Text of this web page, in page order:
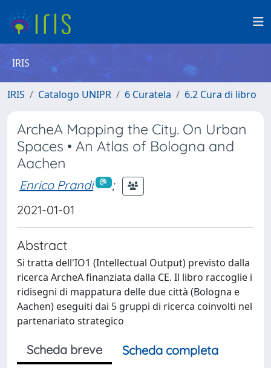
IRIS
IRIS Catalogo UNIPR 6 Curatela 6.2 Cura di libro
ArcheA Mapping the City. On Urban
Spaces • An Atlas of Bologna and
Aachen
Enrico Prandi
;
2021-01-01
Abstract
Si tratta dell'IO1 (Intellectual Output) previsto dalla
ricerca ArcheA finanziata dalla CE. Il libro raccoglie i
ridisegni di mappatura delle due città (Bologna e
Aachen) eseguiti dai 5 gruppi di ricerca coinvolti nel
partenariato strategico
Scheda breve
Scheda completa